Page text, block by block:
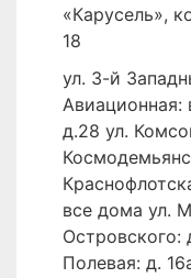
«Карусель»,
18
ул. 3-й
Авиационная:
д.28 ул.
все дома ул.
Островского:
Полевая: д.